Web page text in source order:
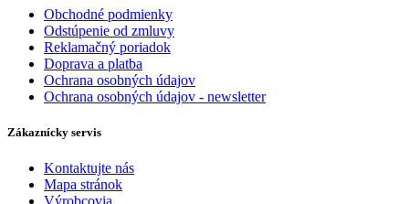
Obchodné podmienky
Odstúpenie od zmluvy
Reklamačný poriadok
Doprava a platba
Ochrana osobných údajov
Ochrana osobných údajov - newsletter
Zákaznícky servis
Kontaktujte nás
Mapa stránok
Výrobcovia